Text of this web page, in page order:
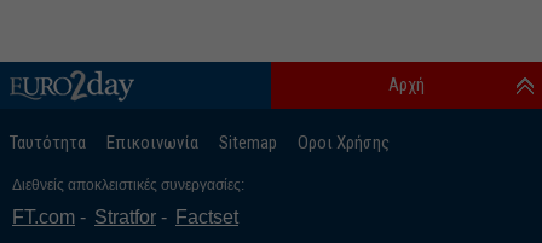
Ταυτότητα Επικοινωνία Sitemap Οροι Χρήσης
Αρχή
Διεθνείς αποκλειστικές συνεργασίες:
FT.com Stratfor Factset